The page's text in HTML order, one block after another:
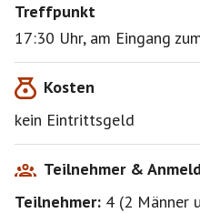
Treffpunkt
17:30 Uhr, am Eingang
Kosten
kein Eintrittsgeld
Teilnehmer &
Teilnehmer: 4 (2 Männer